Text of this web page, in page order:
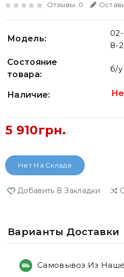
Отзывы: 0
Модель:
8-
Состояние
товара:
б/у
Наличие:
5 910грн.
Нет На Складе
Добавить В Закладки
Варианты Доставки
Самовывоз Из